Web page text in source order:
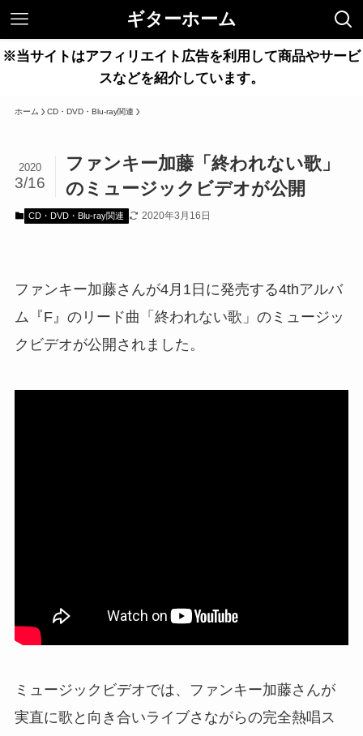
ギターホーム
※当サイトはアフィリエイト広告を利用して商品やサービ
スなどを紹介しています。
ホーム CD・DVD・Blu-ray関連
ファンキー加藤「終われない歌」
のミュージックビデオが公開
2020
3/16
CD・DVD・Blu-ray関連 2020年3月16日
ファンキー加藤さんが4月1日に発売する4thアルバ
ム『F』のリード曲「終われない歌」のミュージッ
クビデオが公開されました。
ミュージックビデオでは、ファンキー加藤さんが
実直に歌と向き合いライブさながらの完全熱唱ス